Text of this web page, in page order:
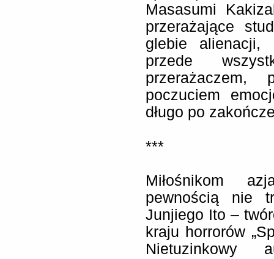
Masasumi
przerażające
glebie alienacji,
przede
przerażaczem,
poczuciem
długo po
***
Miłośnikom
pewnością nie
Junjiego Ito –
kraju horrorów